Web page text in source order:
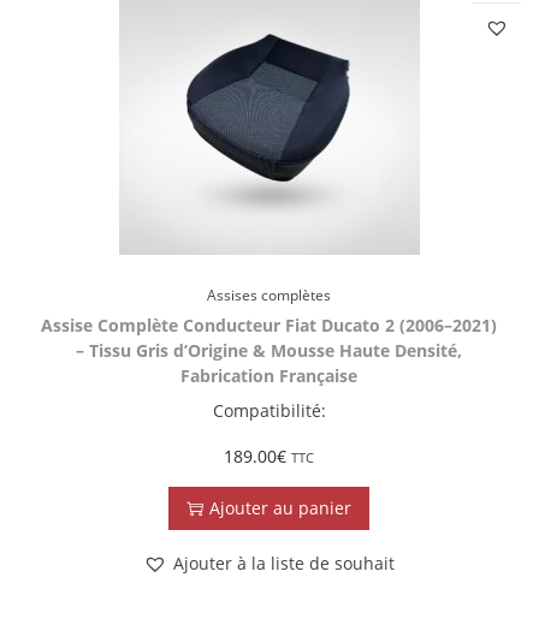
Assises complètes
Assise Complète Conducteur Fiat Ducato 2 (2006–2021)
– Tissu Gris d’Origine & Mousse Haute Densité,
Fabrication Française
Compatibilité:
189.00€ TTC
Ajouter au panier
Ajouter à la liste de souhait